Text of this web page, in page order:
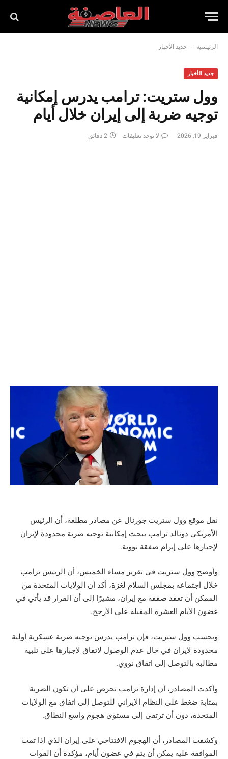
الرئيسية - جديد الأخبار
جديد الأخبار
وول ستريت: ترامب يدرس إمكانية
توجيه ضربة إلى إيران خلال أيام
فبراير 19, 2026 لا توجد تعليقات 2 دقائق
نقل موقع وول ستريت جورنال عن مصادر مطلعة، أن الرئيس
الأمريكي دونالد ترامب يبحث إمكانية توجيه ضربة محدودة لإيران
لإجبارها على إبرام صفقة نووية.
وأوضح وول ستريت في تقرير مساء الخميس، أن الرئيس ترامب
خلال اجتماعه بمجلس السلام لغزة، أكد أن الولايات المتحدة من
الممكن أن تعقد صفقة مع إيران، مشيرًا إلى أن القرار قد يأتي في
غضون الأيام العشرة المقبلة على الأرجح.
وبحسب وول ستريت، فإن ترامب يدرس توجيه ضربة عسكرية أولية
محدودة لإيران في حال عدم الوصول لاتفاق لإجبارها على تلبية
مطالبه بالتوصل إلى اتفاق نووي.
وأكدت المصادر، أن إدارة ترامب تحرص على أن تكون الضربة
بمثابة ضغط على النظام الإيراني للتوصل إلى اتفاق مع الولايات
المتحدة، دون أن ترتقى إلى مستوى هجوم واسع النطاق.
وكشفت المصادر، أن الهجوم الافتتاحي على إيران الذي إذا تمت
الموافقة عليه يمكن أن يتم في غضون أيام، مؤكدة أن القوات